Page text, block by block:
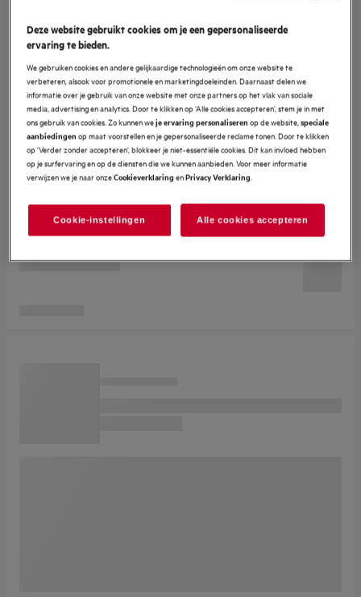
Deze website gebruikt cookies om je een gepersonaliseerde
ervaring te bieden.
We gebruiken cookies en andere gelijkaardige technologieën om onze website te
verbeteren, alsook voor promotionele en marketingdoeleinden. Daarnaast delen we
informatie over je gebruik van onze website met onze partners op het vlak van sociale
media, advertising en analytics. Door te klikken op ‘Alle cookies accepteren’, stem je in met
ons gebruik van cookies. Zo kunnen weje ervaring personaliseren op de website,speciale
aanbiedingen op maat voorstellen en je gepersonaliseerde reclame tonen. Door te klikken
op ‘Verder zonder accepteren’, blokkeer je niet-essentiële cookies. Dit kan invloed hebben
op je surfervaring en op de diensten die we kunnen aanbieden. Voor meer informatie
verwijzen we je naar onzeCookieverklaringenPrivacy Verklaring.
Cookie-instellingen Alle cookies accepteren